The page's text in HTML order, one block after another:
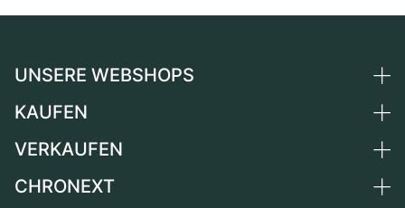
UNSERE WEBSHOPS
Deutschland
Schweiz
KAUFEN
Alle Luxusuhren
VERKAUFEN
Uhr verkaufen
CHRONEXT